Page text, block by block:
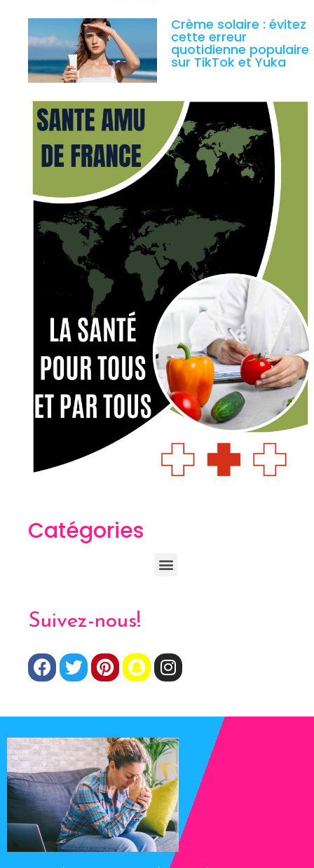
Crème solaire : évitez
cette erreur
quotidienne populaire
sur TikTok et Yuka
Catégories
Suivez-nous!